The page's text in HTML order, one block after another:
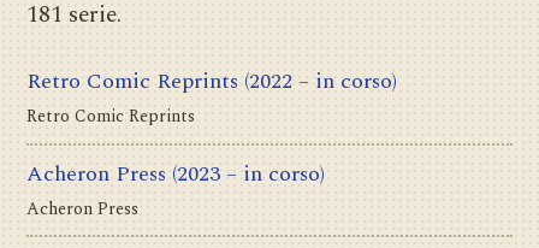
181 serie.
Retro Comic Reprints (2022 – in corso)
Retro Comic Reprints
Acheron Press (2023 – in corso)
Acheron Press